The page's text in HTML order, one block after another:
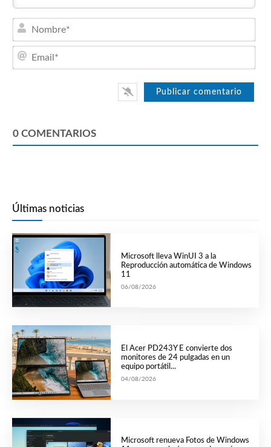
0 COMENTARIOS
Últimas noticias
Microsoft lleva WinUI 3 a la
Reproducción automática de Windows
11
06/08/2026
El Acer PD243Y E convierte dos
monitores de 24 pulgadas en un
equipo portátil...
04/08/2026
Microsoft renueva Fotos de Windows